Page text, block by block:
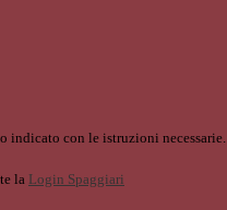
indicato con le istruzioni necessarie.
la Login Spaggiari